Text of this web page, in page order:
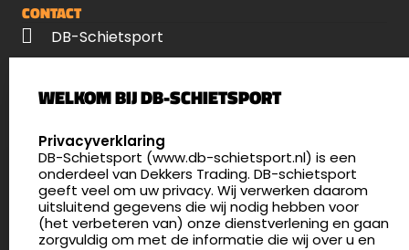
CONTACT
DB-Schietsport
5411 LX Zeeland
4.8
175 beoordelingen
info@db-schietsport.nl
Openingstijden
WELKOM BIJ DB-SCHIETSPORT
SELECT LANGUAGE
Privacyverklaring
DB-Schietsport (www.db-schietsport.nl) is een
onderdeel van Dekkers Trading. DB-schietsport
geeft veel om uw privacy. Wij verwerken daarom
uitsluitend gegevens die wij nodig hebben voor
(het verbeteren van) onze dienstverlening en gaan
zorgvuldig om met de informatie die wij over u en